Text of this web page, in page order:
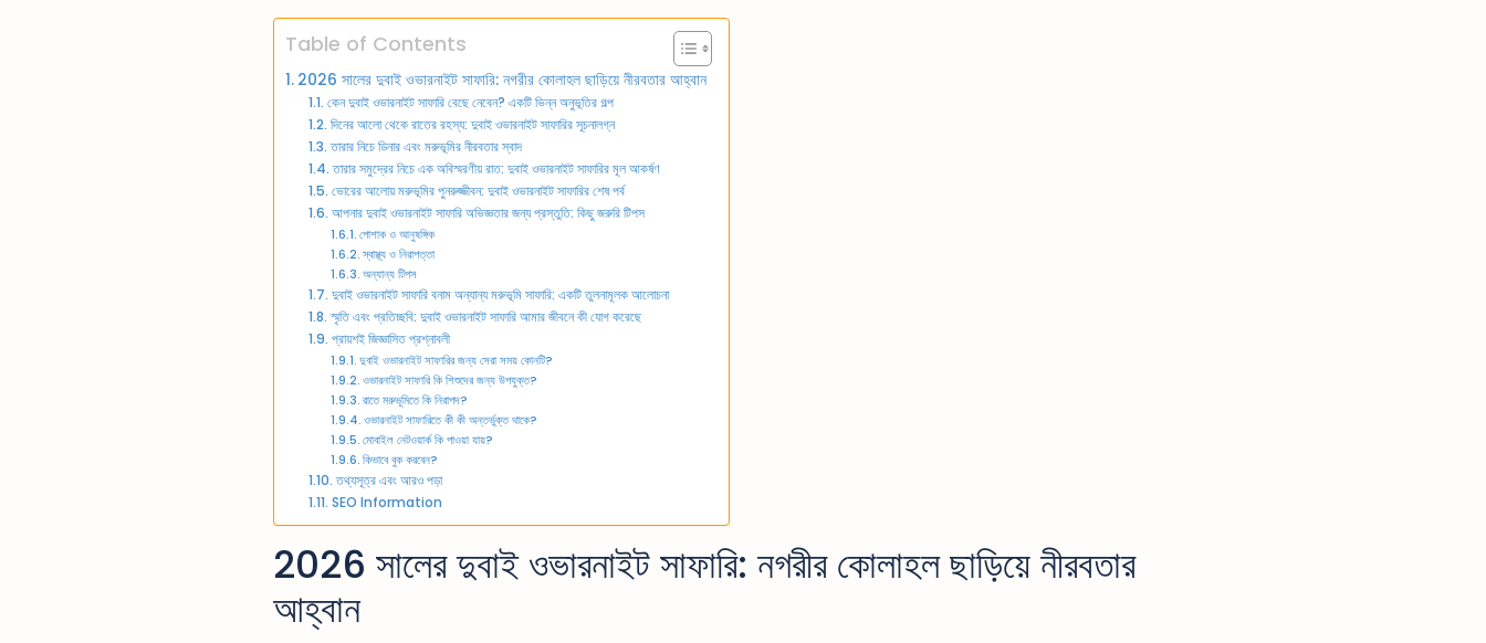
Table of Contents
2026 সালের দুবাই ওভারনাইট সাফারি: নগরীর কোলাহল ছাড়িয়ে নীরবতার আহ্বান
কেন দুবাই ওভারনাইট সাফারি বেছে নেবেন? একটি ভিন্ন অনুভূতির গল্প
দিনের আলো থেকে রাতের রহস্য: দুবাই ওভারনাইট সাফারির সূচনালগ্ন
তারার নিচে ডিনার এবং মরুভূমির নীরবতার স্বাদ
তারার সমুদ্রের নিচে এক অবিস্মরণীয় রাত: দুবাই ওভারনাইট সাফারির মূল আকর্ষণ
ভোরের আলোয় মরুভূমির পুনরুজ্জীবন: দুবাই ওভারনাইট সাফারির শেষ পর্ব
আপনার দুবাই ওভারনাইট সাফারি অভিজ্ঞতার জন্য প্রস্তুতি: কিছু জরুরি টিপস
পোশাক ও আনুষঙ্গিক
স্বাস্থ্য ও নিরাপত্তা
অন্যান্য টিপস
দুবাই ওভারনাইট সাফারি বনাম অন্যান্য মরুভূমি সাফারি: একটি তুলনামূলক আলোচনা
স্মৃতি এবং প্রতিচ্ছবি: দুবাই ওভারনাইট সাফারি আমার জীবনে কী যোগ করেছে
প্রায়শই জিজ্ঞাসিত প্রশ্নাবলী
দুবাই ওভারনাইট সাফারির জন্য সেরা সময় কোনটি?
ওভারনাইট সাফারি কি শিশুদের জন্য উপযুক্ত?
রাতে মরুভূমিতে কি নিরাপদ?
ওভারনাইট সাফারিতে কী কী অন্তর্ভুক্ত থাকে?
মোবাইল নেটওয়ার্ক কি পাওয়া যায়?
কিভাবে বুক করবেন?
তথ্যসূত্র এবং আরও পড়া
SEO Information
2026 সালের দুবাই ওভারনাইট সাফারি: নগরীর কোলাহল ছাড়িয়ে নীরবতার
আহ্বান